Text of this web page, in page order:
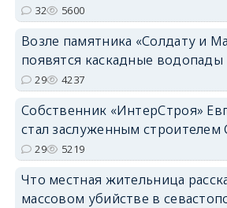
32 5600
Возле памятника «Солдату и
появятся каскадные водопады
29 4237
Собственник «ИнтерСтроя»
стал заслуженным строителем
29 5219
Что местная жительница
массовом убийстве в